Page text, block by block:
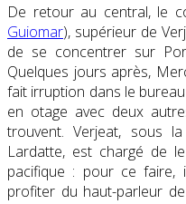
De retour au central, le
Guiomar), supérieur de
de se concentrer sur
Quelques jours après,
fait irruption dans le
en otage avec deux
trouvent. Verjeat, sous
Lardatte, est chargé de
pacifique : pour ce faire,
profiter du haut-parleur